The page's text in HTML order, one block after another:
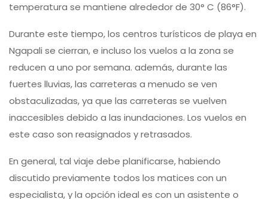
temperatura se mantiene alrededor de 30° C (86°F).
Durante este tiempo, los centros turísticos de playa en
Ngapali se cierran, e incluso los vuelos a la zona se
reducen a uno por semana. además, durante las
fuertes lluvias, las carreteras a menudo se ven
obstaculizadas, ya que las carreteras se vuelven
inaccesibles debido a las inundaciones. Los vuelos en
este caso son reasignados y retrasados.
En general, tal viaje debe planificarse, habiendo
discutido previamente todos los matices con un
especialista, y la opción ideal es con un asistente o